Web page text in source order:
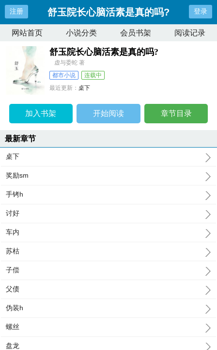
注册 舒玉院长心脑活素是真的吗? 登录
网站首页 小说分类 会员书架 阅读记录
舒玉院长心脑活素是真的吗?
虚与委蛇 著
都市小说
连载中
最近更新：桌下
加入书架 开始阅读 章节目录
最新章节
桌下
奖励sm
手铐h
讨好
车内
苏枯
子偿
父债
伪装h
螺丝
盘龙